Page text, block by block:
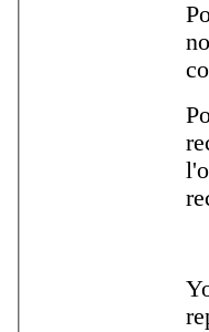
l'objet